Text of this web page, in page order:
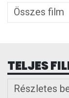
Összes film
TELJES
Részletes